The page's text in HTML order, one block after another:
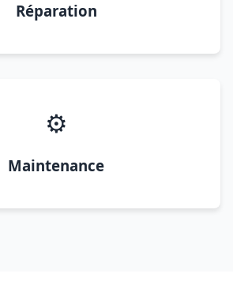
Réparation
⚙️
Maintenance